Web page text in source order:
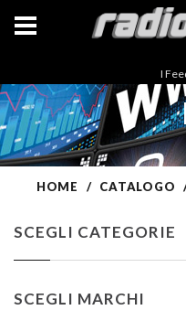
I
HOME CATALOGO
SCEGLI CATEGORIE
SCEGLI MARCHI